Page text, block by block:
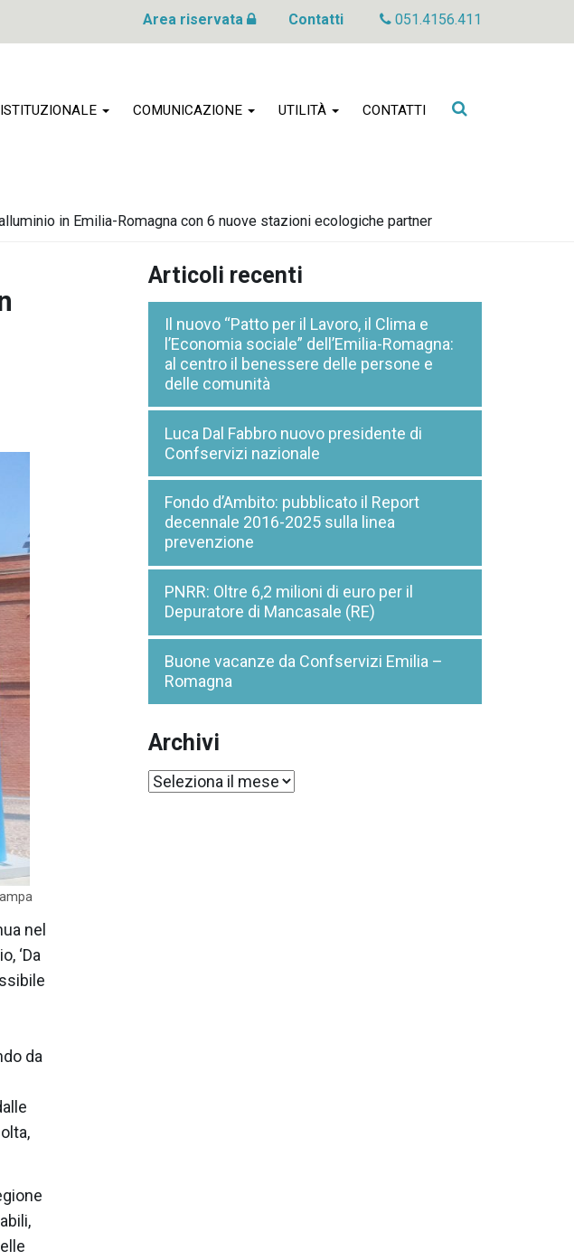
Area riservata Contatti 051.4156.411
COMUNICAZIONE UTILITÀ CONTATTI
Cerca
in Emilia-Romagna con 6 nuove stazioni ecologiche partner
nel
‘Da
da
Articoli recenti
Il nuovo “Patto per il Lavoro, il Clima e
l’Economia sociale” dell’Emilia-Romagna:
al centro il benessere delle persone e
delle comunità
Luca Dal Fabbro nuovo presidente di
Confservizi nazionale
Fondo d’Ambito: pubblicato il Report
decennale 2016-2025 sulla linea
prevenzione
PNRR: Oltre 6,2 milioni di euro per il
Depuratore di Mancasale (RE)
Buone vacanze da Confservizi Emilia –
Romagna
Archivi
Archivi